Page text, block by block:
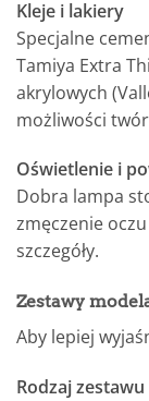
Kleje i lakiery
Specjalne
Tamiya Extra
akrylowych
możliwości
Oświetlenie i
Dobra lampa
zmęczenie
szczegóły.
Zestawy
Aby lepiej
Rodzaj zestawu